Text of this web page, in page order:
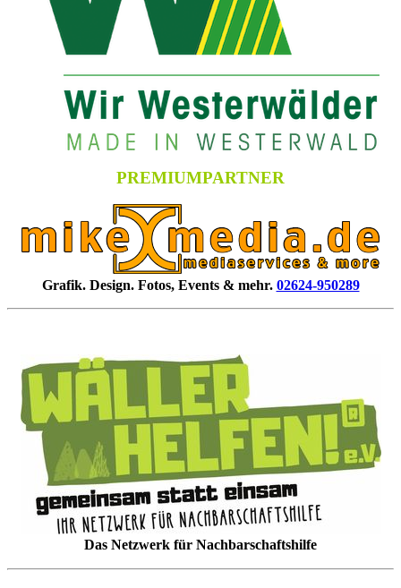
PREMIUMPARTNER
Grafik. Design. Fotos, Events & mehr. 02624-950289
Das Netzwerk für Nachbarschaftshilfe